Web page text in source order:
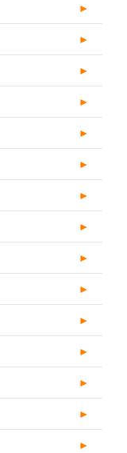
►
►
►
►
►
►
►
►
►
►
►
►
►
►
►